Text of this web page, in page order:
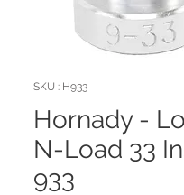
SKU : H933
Hornady -
N-Load 33
933